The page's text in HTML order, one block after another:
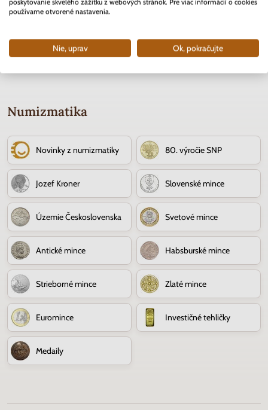
10.90 €
Numizmatika
Novinky z numizmatiky 80. výročie SNP
Jozef Kroner Slovenské mince
Územie Československa Svetové mince
Antické mince Habsburské mince
Strieborné mince Zlaté mince
Euromince Investičné tehličky
Medaily
poskytovanie skvelého zážitku z webových stránok. Pre viac informácií o cookies
používame otvorené nastavenia.
Nie, uprav Ok, pokračujte